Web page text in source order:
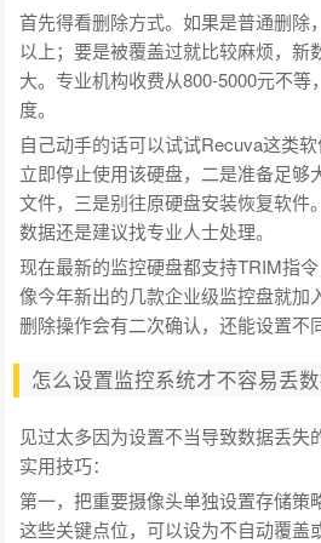
首先得看删除方式。如果是普通删除
以上；要是被覆盖过就比较麻烦，新
大。专业机构收费从800-5000元不
度。
自己动手的话可以试试Recuva这类
立即停止使用该硬盘，二是准备足够
文件，三是别往原硬盘安装恢复软件
数据还是建议找专业人士处理。
现在最新的监控硬盘都支持TRIM指令
像今年新出的几款企业级监控盘就加
删除操作会有二次确认，还能设置不
怎么设置监控系统才不容易丢
见过太多因为设置不当导致数据丢失
实用技巧：
第一，把重要摄像头单独设置存储策
这些关键点位，可以设为不自动覆盖